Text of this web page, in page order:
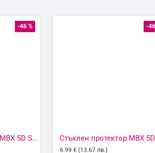
-46 %
Стъклен протектор MBX 5D Slim с цяло лепило, За iPhone 6/6s, Черен
-
6.99 € (13.67 лв.)